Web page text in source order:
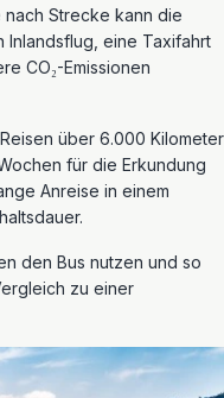
nach Strecke kann die
Inlandsflug, eine Taxifahrt
CO₂-Emissionen
über 6.000 Kilometer
für die Erkundung
Anreise in einem
den Bus nutzen und so
zu einer